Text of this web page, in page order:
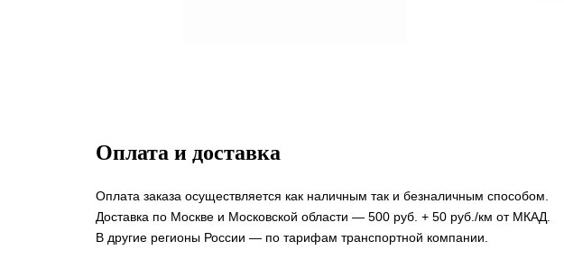
Оплата и доставка
Оплата заказа осуществляется как наличным так и безналичным способом.
Доставка по Москве и Московской области — 500 руб. + 50 руб./км от МКАД.
В другие регионы России — по тарифам транспортной компании.